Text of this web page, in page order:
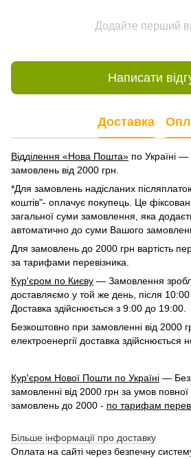
Додайте перший
Написати
Доставка
Відділення «Нова Пошта» по Україні
замовлень від 2000 грн.
*Для замовлень надісланих
коштів"- оплачує покупець. Це
загальної суми замовлення, яка
автоматично до суми Вашого
Для замовлень до 2000 грн вартість
за тарифами перевізника.
Кур'єром по Києву — Замовлення
доставляємо у той же день, після
Доставка здійснюється з 9:00 до 19:00.
Безкоштовно при замовленні від 2000
електроенергії доставка здійснюється
Кур'єром Нової Пошти по Україні —
замовленні від 2000 грн за умов
замовлень до 2000 - по тарифам
Більше інформації про доставку
Оплата на сайті через безпечну